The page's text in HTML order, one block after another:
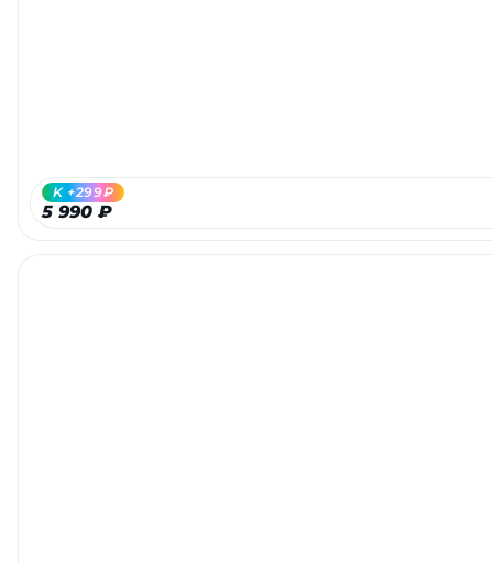
5 990 ₽
K +299₽